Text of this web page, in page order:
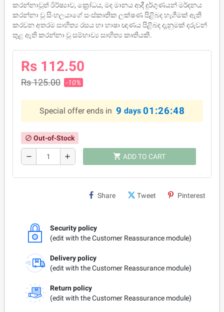
කරන්නාවූත් ඊර්ෂ්‍යාව, ක්‍රෝධය, මද මානය ආදී දුර්ගුණයන් මර්දනය
කරන්නා වූ සිංහලයාගේ සංස්කෘතික ලක්ෂණ පිළිබද හැගීමක් ඇති
කරවන අතරම සාහිත්‍ය රසය හා භාෂා ඥාණය පිළිබද දැනුමක් දරුවන්
තුළ ඇති කරන්නා වූ සම්භාව්‍ය සාහිත්‍ය කෘතියකි.
Rs 112.50
Rs 125.00 -10%
Special offer ends in 9 days 01:26:47
block Out-of-Stock
remove add shopping_cart ADD TO CART
Share Tweet Pinterest
Security policy
(edit with the Customer Reassurance module)
Delivery policy
(edit with the Customer Reassurance module)
Return policy
(edit with the Customer Reassurance module)